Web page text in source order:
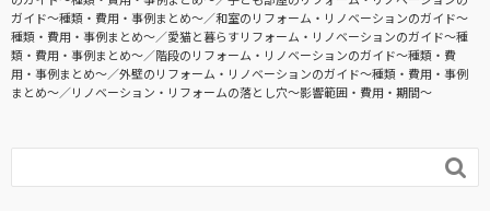
ガイド〜種類・費用・事例まとめ〜
和室のリフォーム・リノベーションのガイド〜
種類・費用・事例まとめ〜
愛猫と暮らすリフォーム・リノベーションのガイド〜種
類・費用・事例まとめ〜
階段のリフォーム・リノベーションのガイド〜種類・費
用・事例まとめ〜
外壁のリフォーム・リノベーションのガイド〜種類・費用・事例
まとめ〜
リノベーション・リフォームの落とし穴～影響範囲・費用・期間～
